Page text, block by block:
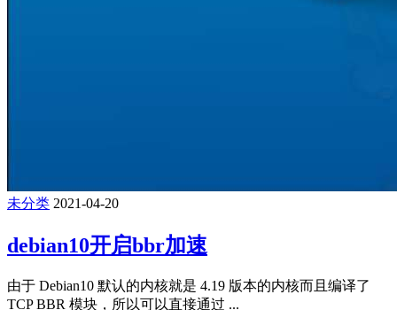
未分类 2021-04-20
debian10开启bbr加速
由于 Debian10 默认的内核就是 4.19 版本的内核而且编译了
TCP BBR 模块，所以可以直接通过 ...